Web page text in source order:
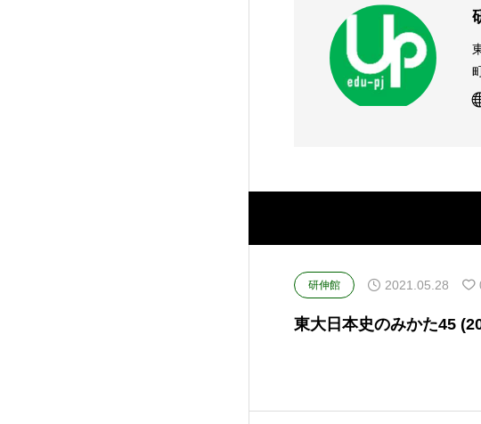
研伸館 2021.05.28
東大日本史のみかた45